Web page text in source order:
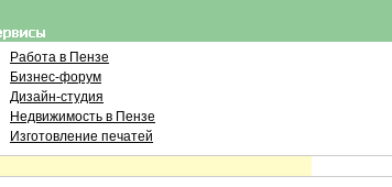
Работа в Пензе
Бизнес-форум
Дизайн-студия
Недвижимость в Пензе
Изготовление печатей